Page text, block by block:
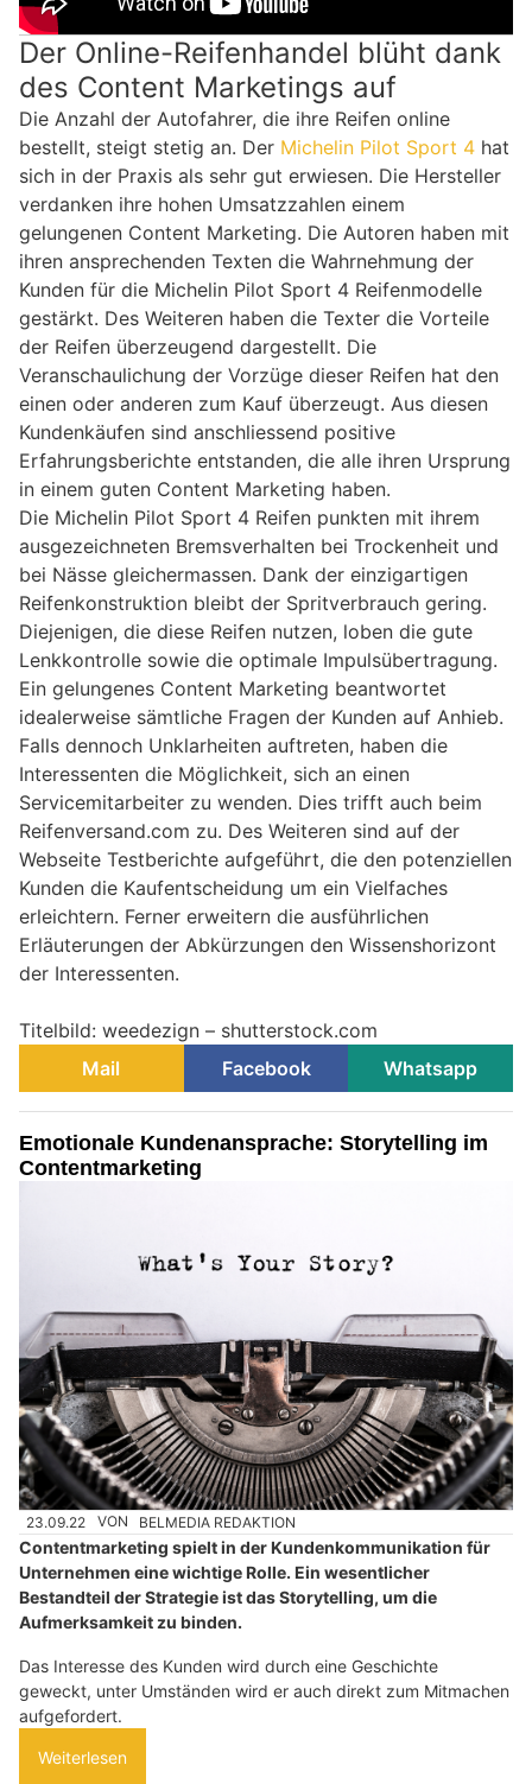
Der Online-Reifenhandel blüht dank
des Content Marketings auf
Die Anzahl der Autofahrer, die ihre Reifen online
bestellt, steigt stetig an. Der Michelin Pilot Sport 4 hat
sich in der Praxis als sehr gut erwiesen. Die Hersteller
verdanken ihre hohen Umsatzzahlen einem
gelungenen Content Marketing. Die Autoren haben mit
ihren ansprechenden Texten die Wahrnehmung der
Kunden für die Michelin Pilot Sport 4 Reifenmodelle
gestärkt. Des Weiteren haben die Texter die Vorteile
der Reifen überzeugend dargestellt. Die
Veranschaulichung der Vorzüge dieser Reifen hat den
einen oder anderen zum Kauf überzeugt. Aus diesen
Kundenkäufen sind anschliessend positive
Erfahrungsberichte entstanden, die alle ihren Ursprung
in einem guten Content Marketing haben.
Die Michelin Pilot Sport 4 Reifen punkten mit ihrem
ausgezeichneten Bremsverhalten bei Trockenheit und
bei Nässe gleichermassen. Dank der einzigartigen
Reifenkonstruktion bleibt der Spritverbrauch gering.
Diejenigen, die diese Reifen nutzen, loben die gute
Lenkkontrolle sowie die optimale Impulsübertragung.
Ein gelungenes Content Marketing beantwortet
idealerweise sämtliche Fragen der Kunden auf Anhieb.
Falls dennoch Unklarheiten auftreten, haben die
Interessenten die Möglichkeit, sich an einen
Servicemitarbeiter zu wenden. Dies trifft auch beim
Reifenversand.com zu. Des Weiteren sind auf der
Webseite Testberichte aufgeführt, die den potenziellen
Kunden die Kaufentscheidung um ein Vielfaches
erleichtern. Ferner erweitern die ausführlichen
Erläuterungen der Abkürzungen den Wissenshorizont
der Interessenten.
Titelbild: weedezign – shutterstock.com
Mail
Facebook Whatsapp
Emotionale Kundenansprache: Storytelling im
Contentmarketing
23.09.22 VON BELMEDIA REDAKTION
Contentmarketing spielt in der Kundenkommunikation für
Unternehmen eine wichtige Rolle. Ein wesentlicher
Bestandteil der Strategie ist das Storytelling, um die
Aufmerksamkeit zu binden.
Das Interesse des Kunden wird durch eine Geschichte
geweckt, unter Umständen wird er auch direkt zum Mitmachen
aufgefordert.
Weiterlesen